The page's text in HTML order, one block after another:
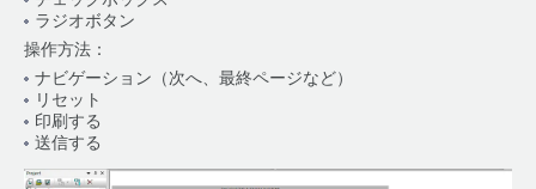
ラジオボタン
操作方法：
ナビゲーション（次へ、最終ページなど）
リセット
印刷する
送信する